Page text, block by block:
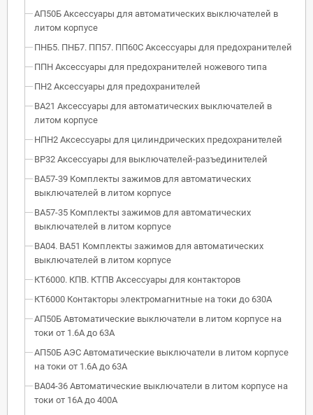
АП50Б Аксессуары для автоматических выключателей в
литом корпусе
ПНБ5. ПНБ7. ПП57. ПП60С Аксессуары для предохранителей
ППН Аксессуары для предохранителей ножевого типа
ПН2 Аксессуары для предохранителей
ВА21 Аксессуары для автоматических выключателей в
литом корпусе
НПН2 Аксессуары для цилиндрических предохранителей
ВР32 Аксессуары для выключателей-разъединителей
ВА57-39 Комплекты зажимов для автоматических
выключателей в литом корпусе
ВА57-35 Комплекты зажимов для автоматических
выключателей в литом корпусе
ВА04. ВА51 Комплекты зажимов для автоматических
выключателей в литом корпусе
КТ6000. КПВ. КТПВ Аксессуары для контакторов
КТ6000 Контакторы электромагнитные на токи до 630А
АП50Б Автоматические выключатели в литом корпусе на
токи от 1.6А до 63А
АП50Б АЭС Автоматические выключатели в литом корпусе
на токи от 1.6А до 63А
ВА04-36 Автоматические выключатели в литом корпусе на
токи от 16А до 400А